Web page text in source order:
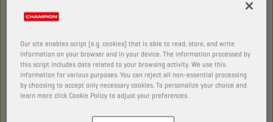
CHAMPION
DOT 5.1
PRODUTO: 5038
Líquido sintético dos travões para sistemas de
travagem hidráulica onde uma qualidade
superior é necessária. A sua composição
Our site enables script (e.g. cookies) that is able to read, store, and write
information on your browser and in your device. The information processed by
this script includes data related to your browsing activity. We use this
information for various purposes. You can reject all non-essential processing
by choosing to accept only necessary cookies. To personalize your choice and
learn more click Cookie Policy to adjust your preferences.